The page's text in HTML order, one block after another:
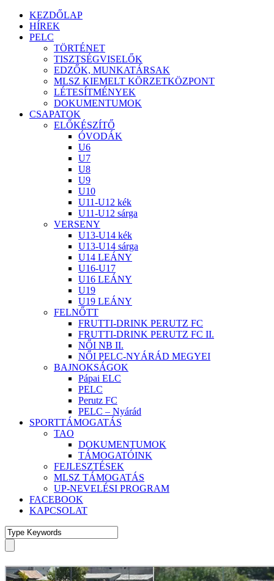
KEZDŐLAP
HÍREK
PELC
TÖRTÉNET
TISZTSÉGVISELŐK
EDZŐK, MUNKATÁRSAK
MLSZ KIEMELT KÖRZETKÖZPONT
LÉTESÍTMÉNYEK
DOKUMENTUMOK
CSAPATOK
ELŐKÉSZÍTŐ
ÓVODÁK
U6
U7
U8
U9
U10
U11-U12 kék
U11-U12 sárga
VERSENY
U13-U14 kék
U13-U14 sárga
U14 LEÁNY
U16-U17
U16 LEÁNY
U19
U19 LEÁNY
FELNŐTT
FRUTTI-DRINK PERUTZ FC
FRUTTI-DRINK PERUTZ FC II.
NŐI NB II.
NŐI PELC-NYÁRÁD MEGYEI
BAJNOKSÁGOK
Pápai ELC
PELC
Perutz FC
PELC – Nyárád
SPORTTÁMOGATÁS
TAO
DOKUMENTUMOK
TÁMOGATÓINK
FEJLESZTÉSEK
MLSZ TÁMOGATÁS
UP-NEVELÉSI PROGRAM
FACEBOOK
KAPCSOLAT